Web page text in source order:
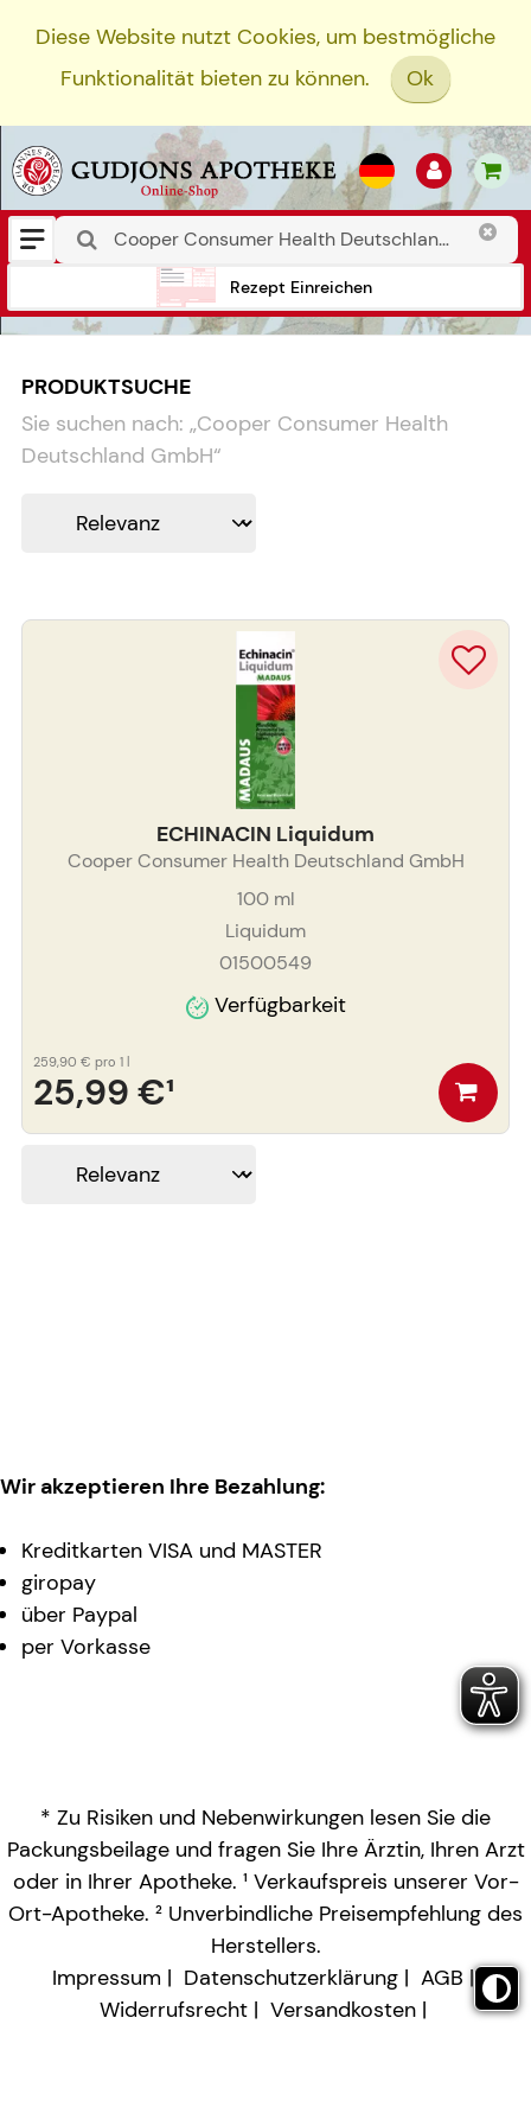
Diese Website nutzt Cookies, um bestmögliche
Funktionalität bieten zu können.
Ok
Rezept Einreichen
PRODUKTSUCHE
Sie suchen nach: „Cooper Consumer Health
Deutschland GmbH“
ECHINACIN Liquidum
Cooper Consumer Health Deutschland GmbH
100ml
Liquidum
01500549
Verfügbarkeit
25,99 €¹
259,90 € pro 1 l
Wir akzeptieren Ihre Bezahlung:
Kreditkarten VISA und MASTER
giropay
über Paypal
per Vorkasse
* Zu Risiken und Nebenwirkungen lesen Sie die
Packungsbeilage und fragen Sie Ihre Ärztin, Ihren Arzt
oder in Ihrer Apotheke. ¹ Verkaufspreis unserer Vor-
Ort-Apotheke. ² Unverbindliche Preisempfehlung des
Herstellers.
Impressum
Datenschutzerklärung
AGB
Widerrufsrecht
Versandkosten